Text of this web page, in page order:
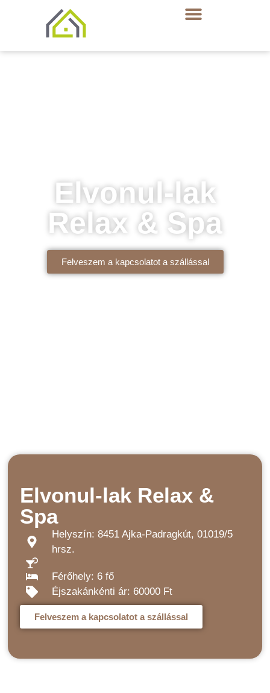
Elvonul-lak
Relax & Spa
Felveszem a kapcsolatot a szállással
Elvonul-lak Relax &
Spa
Helyszín: 8451 Ajka-Padragkút, 01019/5
hrsz.
Férőhely: 6 fő
Éjszakánkénti ár: 60000 Ft
Felveszem a kapcsolatot a szállással